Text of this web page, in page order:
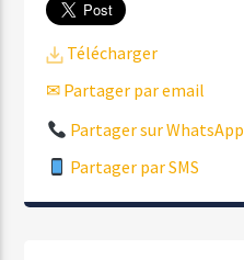
Télécharger
✉ Partager par email
Partager sur WhatsApp
Partager par SMS